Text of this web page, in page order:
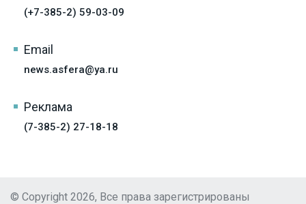
(+7-385-2) 59-03-09
Email
news.asfera@ya.ru
Реклама
(7-385-2) 27-18-18
© Copyright 2026, Все права зарегистрированы